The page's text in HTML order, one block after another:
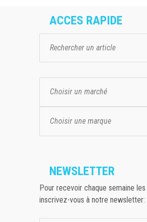
ACCES RAPIDE
Choisir un marché
Choisir une marque
NEWSLETTER
Pour recevoir chaque semaine les
inscrivez-vous à notre newsletter: